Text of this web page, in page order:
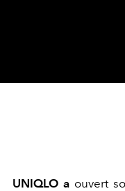
UNIQLO aouvert